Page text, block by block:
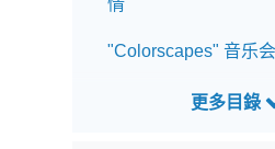
情
"Colorscapes" 音乐